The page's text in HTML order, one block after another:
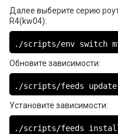
Далее выберите серию
R4(kw04):
./scripts/env switch
Обновите зависимости:
./scripts/feeds
Установите зависимости:
./scripts/feeds